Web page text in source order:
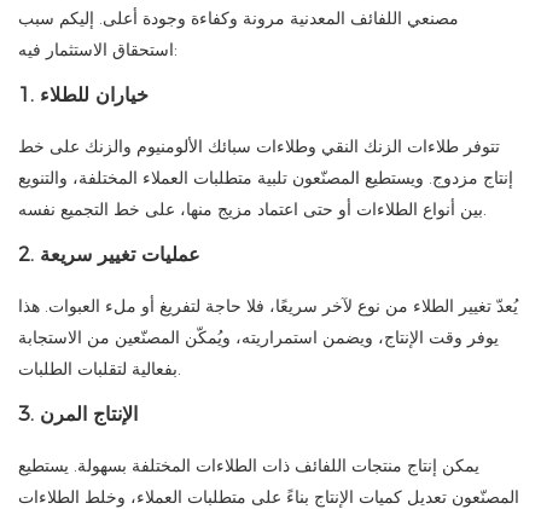
مصنعي اللفائف المعدنية مرونة وكفاءة وجودة أعلى. إليكم سبب
استحقاق الاستثمار فيه:
1. خياران للطلاء
تتوفر طلاءات الزنك النقي وطلاءات سبائك الألومنيوم والزنك على خط
إنتاج مزدوج. ويستطيع المصنّعون تلبية متطلبات العملاء المختلفة، والتنويع
بين أنواع الطلاءات أو حتى اعتماد مزيج منها، على خط التجميع نفسه.
2. عمليات تغيير سريعة
يُعدّ تغيير الطلاء من نوع لآخر سريعًا، فلا حاجة لتفريغ أو ملء العبوات. هذا
يوفر وقت الإنتاج، ويضمن استمراريته، ويُمكّن المصنّعين من الاستجابة
بفعالية لتقلبات الطلبات.
3. الإنتاج المرن
يمكن إنتاج منتجات اللفائف ذات الطلاءات المختلفة بسهولة. يستطيع
المصنّعون تعديل كميات الإنتاج بناءً على متطلبات العملاء، وخلط الطلاءات